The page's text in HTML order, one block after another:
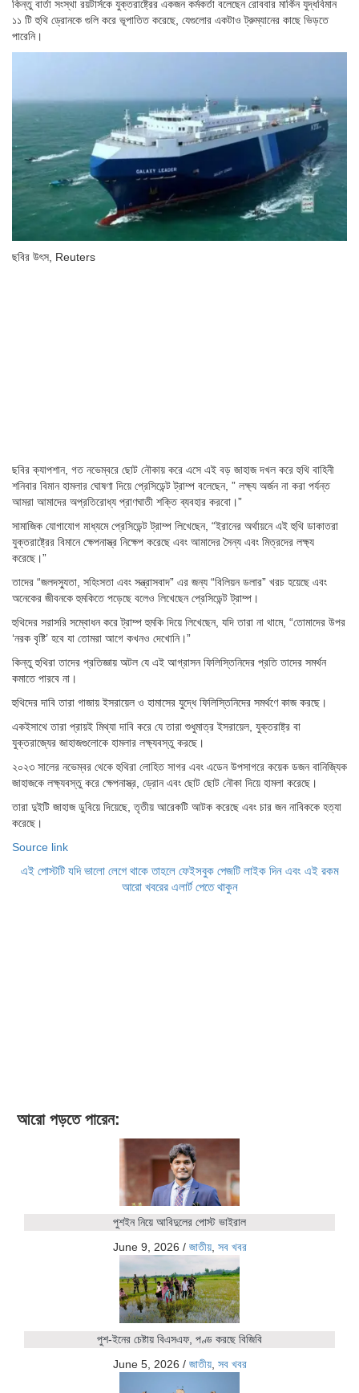
কিন্তু বার্তা সংস্থা রয়টার্সকে যুক্তরাষ্ট্রের একজন কর্মকর্তা বলেছেন রোববার মার্কিন যুদ্ধবিমান
১১ টি হুথি ড্রোনকে গুলি করে ভূপাতিত করেছে, যেগুলোর একটাও ট্রুম্যানের কাছে ভিড়তে
পারেনি।
ছবির উৎস, Reuters
ছবির ক্যাপশান, গত নভেম্বরে ছোট নৌকায় করে এসে এই বড় জাহাজ দখল করে হুথি বাহিনী
শনিবার বিমান হামলার ঘোষণা দিয়ে প্রেসিডেন্ট ট্রাম্প বলেছেন, ” লক্ষ্য অর্জন না করা পর্যন্ত
আমরা আমাদের অপ্রতিরোধ্য প্রাণঘাতী শক্তি ব্যবহার করবো।”
সামাজিক যোগাযোগ মাধ্যমে প্রেসিডেন্ট ট্রাম্প লিখেছেন, “ইরানের অর্থায়নে এই হুথি ডাকাতরা
যুক্তরাষ্ট্রের বিমানে ক্ষেপনাস্ত্র নিক্ষেপ করেছে এবং আমাদের সৈন্য এবং মিত্রদের লক্ষ্য
করেছে।”
তাদের “জলদস্যুতা, সহিংসতা এবং সন্ত্রাসবাদ” এর জন্য “বিলিয়ন ডলার” খরচ হয়েছে এবং
অনেকের জীবনকে হুমকিতে পড়েছে বলেও লিখেছেন প্রেসিডেন্ট ট্রাম্প।
হুথিদের সরাসরি সম্বোধন করে ট্রাম্প হুমকি দিয়ে লিখেছেন, যদি তারা না থামে, “তোমাদের উপর
‘নরক বৃষ্টি’ হবে যা তোমরা আগে কখনও দেখোনি।”
কিন্তু হুথিরা তাদের প্রতিজ্ঞায় অটল যে এই আগ্রাসন ফিলিস্তিনিদের প্রতি তাদের সমর্থন
কমাতে পারবে না।
হুথিদের দাবি তারা গাজায় ইসরায়েল ও হামাসের যুদ্ধে ফিলিস্তিনিদের সমর্থণে কাজ করছে।
একইসাথে তারা প্রায়ই মিথ্যা দাবি করে যে তারা শুধুমাত্র ইসরায়েল, যুক্তরাষ্ট্র বা
যুক্তরাজ্যের জাহাজগুলোকে হামলার লক্ষ্যবস্তু করছে।
২০২৩ সালের নভেম্বর থেকে হুথিরা লোহিত সাগর এবং এডেন উপসাগরে কয়েক ডজন বানিজ্যিক
জাহাজকে লক্ষ্যবস্তু করে ক্ষেপনাস্ত্র, ড্রোন এবং ছোট ছোট নৌকা দিয়ে হামলা করেছে।
তারা দুইটি জাহাজ ডুবিয়ে দিয়েছে, তৃতীয় আরেকটি আটক করেছে এবং চার জন নাবিককে হত্যা
করেছে।
Source link
এই পোস্টটি যদি ভালো লেগে থাকে তাহলে ফেইসবুক পেজটি লাইক দিন এবং এই রকম
আরো খবরের এলার্ট পেতে থাকুন
আরো পড়তে পারেন:
পুশইন নিয়ে আবিদুলের পোস্ট ভাইরাল
June 9, 2026 / জাতীয়, সব খবর
পুশ-ইনের চেষ্টায় বিএসএফ, পণ্ড করছে বিজিবি
June 5, 2026 / জাতীয়, সব খবর